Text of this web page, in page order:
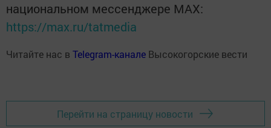
национальном мессенджере MАХ:
https://max.ru/tatmedia
Читайте нас в Telegram-канале Высокогорские вести
Перейти на страницу новости